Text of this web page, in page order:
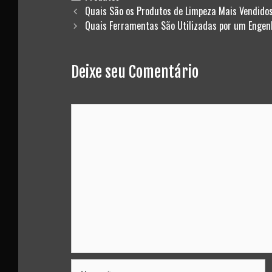
Post
navigation
Quais São os Produtos de Limpeza Mais
Quais Ferramentas São Utilizadas por um
Deixe seu Comentário
Nome